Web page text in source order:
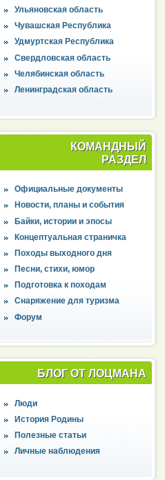
Ульяновская область
Чувашская Республика
Удмуртская Республика
Свердловская область
Челябинская область
Ленинградская область
КОМАНДНЫЙ
РАЗДЕЛ
Официальные документы
Новости, планы и события
Байки, истории и эпосы
Концептуальная страничка
Походы выходного дня
Песни, стихи, юмор
Подготовка к походам
Снаряжение для туризма
Форум
БЛОГ ОТ ЛОЦМАНА
Люди
История Родины
Полезные статьи
Личные наблюдения